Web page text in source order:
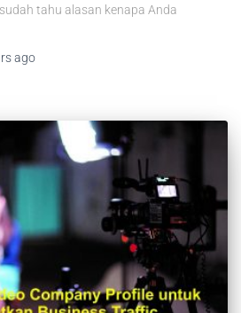
tahu alasan kenapa Anda
ago